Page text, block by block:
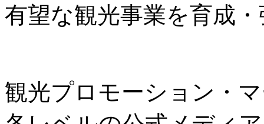
有望な観光事業を育成
観光プロモーション・